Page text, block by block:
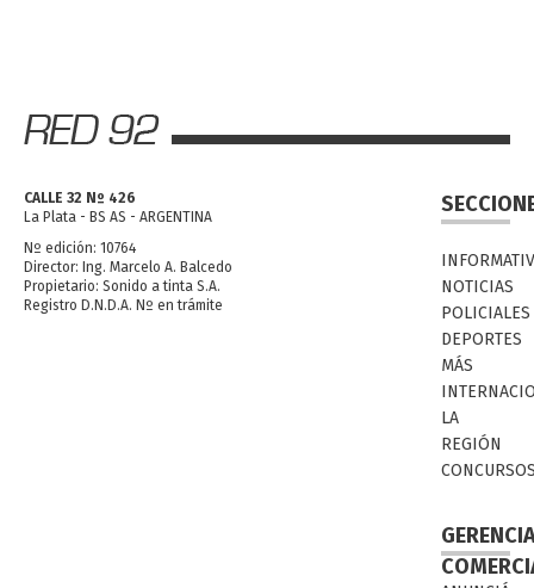
CALLE 32 Nº 426
La Plata - BS AS - ARGENTINA
Nº edición: 10764
Director: Ing. Marcelo A. Balcedo
Propietario: Sonido a tinta S.A.
Registro D.N.D.A. Nº en trámite
NOTICIAS
POLICIALES
DEPORTES
MÁS
LA
REGIÓN